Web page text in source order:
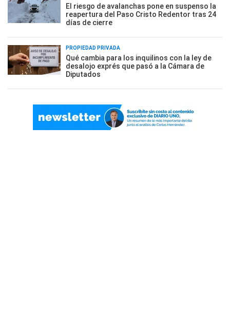
El riesgo de avalanchas pone en suspenso la
reapertura del Paso Cristo Redentor tras 24
días de cierre
PROPIEDAD PRIVADA
Qué cambia para los inquilinos con la ley de
desalojo exprés que pasó a la Cámara de
Diputados